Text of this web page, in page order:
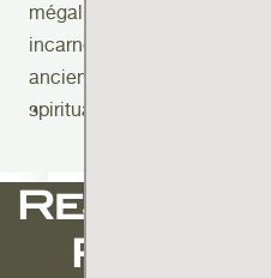
mégalithes aligné sur les
incarnent son engagement
anciens dans un cadre
spiritualité.
Pierre